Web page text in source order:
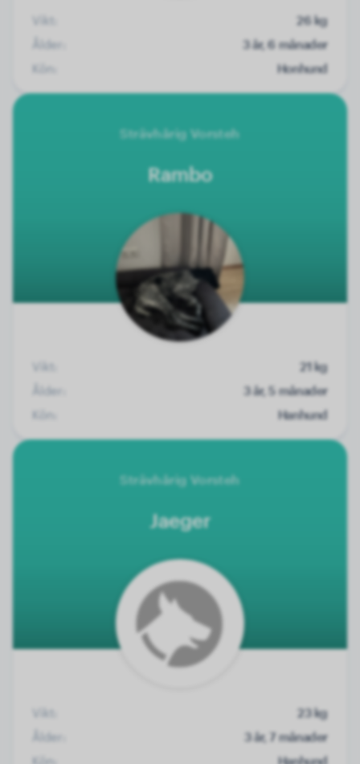
Vikt:
26 kg
Ålder:
3 år, 6 månader
Kön:
Honhund
Strävhårig Vorsteh
Rambo
Vikt:
21 kg
Ålder:
3 år, 5 månader
Kön:
Hanhund
Strävhårig Vorsteh
Jaeger
Vikt:
23 kg
Ålder:
3 år, 7 månader
Kön:
Hanhund